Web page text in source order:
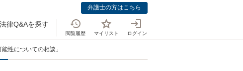
弁護士の方はこちら
法律Q&Aを探す
閲覧履歴 マイリスト ログイン
性についての相談」